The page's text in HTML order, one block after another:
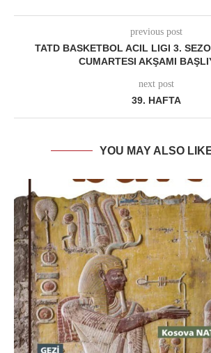
previous post
TATD BASKETBOL ACIL LIGI 3.
CUMARTESI AKŞAMI
next post
39. HAFTA
YOU MAY ALSO